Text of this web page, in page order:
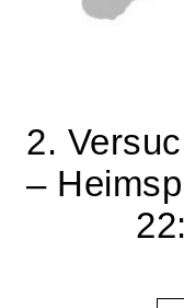
2.
–